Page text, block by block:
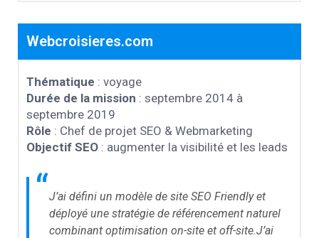
Webcroisieres.com
Thématique : voyage
Durée de la mission : septembre 2014 à
septembre 2019
Rôle : Chef de projet SEO & Webmarketing
Objectif SEO : augmenter la visibilité et les leads
“J’ai défini un modèle de site SEO Friendly et
déployé une stratégie de référencement naturel
combinant optimisation on-site et off-site.J’ai